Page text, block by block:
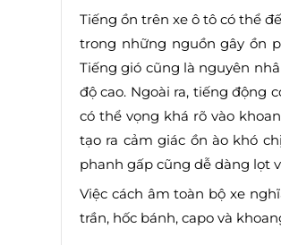
Tiếng ồn trên xe ô tô có thể
trong những nguồn gây ồn
Tiếng gió cũng là nguyên
độ cao. Ngoài ra, tiếng động
có thể vọng khá rõ vào
tạo ra cảm giác ồn ào khó
phanh gấp cũng dễ dàng lọt
Việc cách âm toàn bộ xe
trần, hốc bánh, capo và